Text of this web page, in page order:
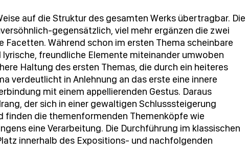
auf die Struktur des gesamten Werks übertragbar. Die
gegensätzlich, viel mehr ergänzen die zwei
Während schon im ersten Thema scheinbare
freundliche Elemente miteinander umwoben
Haltung des ersten Themas, die durch ein heiteres
verdeutlicht in Anlehnung an das erste eine innere
mit einem appellierenden Gestus. Daraus
der sich in einer gewaltigen Schlusssteigerung
finden die themenformenden Themenköpfe wie
eine Verarbeitung. Die Durchführung im klassischen
innerhalb des Expositions- und nachfolgenden